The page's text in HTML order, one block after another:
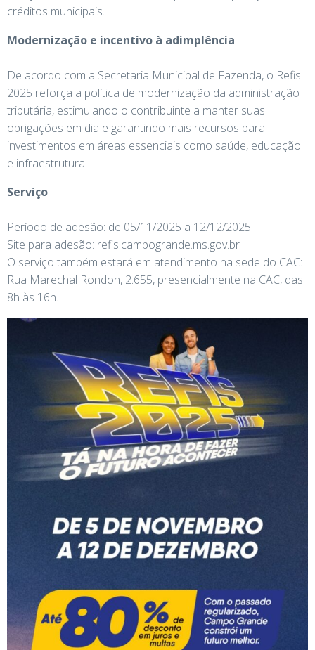
créditos municipais.
Modernização e incentivo à adimplência
De acordo com a Secretaria Municipal de Fazenda, o Refis
2025 reforça a política de modernização da administração
tributária, estimulando o contribuinte a manter suas
obrigações em dia e garantindo mais recursos para
investimentos em áreas essenciais como saúde, educação
e infraestrutura.
Serviço
Período de adesão: de 05/11/2025 a 12/12/2025
Site para adesão: refis.campogrande.ms.gov.br
O serviço também estará em atendimento na sede do CAC:
Rua Marechal Rondon, 2.655, presencialmente na CAC, das
8h às 16h.